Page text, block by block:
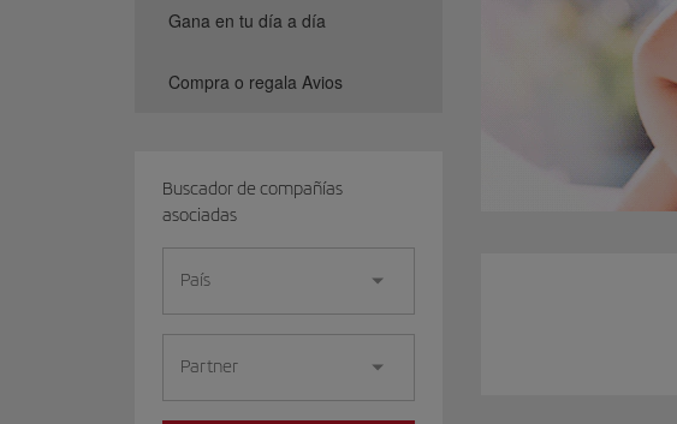
Gana en tu día a día
Compra o regala Avios
Buscador de compañías
asociadas
País
Partner